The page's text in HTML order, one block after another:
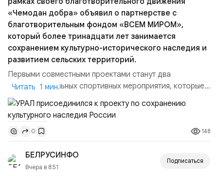
«Чемодан добра» объявил о партнерстве с
благотворительным фондом «ВСЕМ МИРОМ»,
который более тринадцати лет занимается
сохранением культурно-исторического наследия и
развитием сельских территорий.
Первыми совместными проектами станут два
благотворительных спортивных мероприятия, которые
пройдут в августе в Ивановской области и объединят
жителей региона, волонтеров и участников со всей
страны. Для УРАЛ это продолжение философии
бренда, основанной на развитии российского
производства и продвижении русского звука.
Компания убеждена, что уважение к с...
Читать 1 мин.
0 148
БЕЛРУСИНФО
Вчера в 8:51
Подписаться